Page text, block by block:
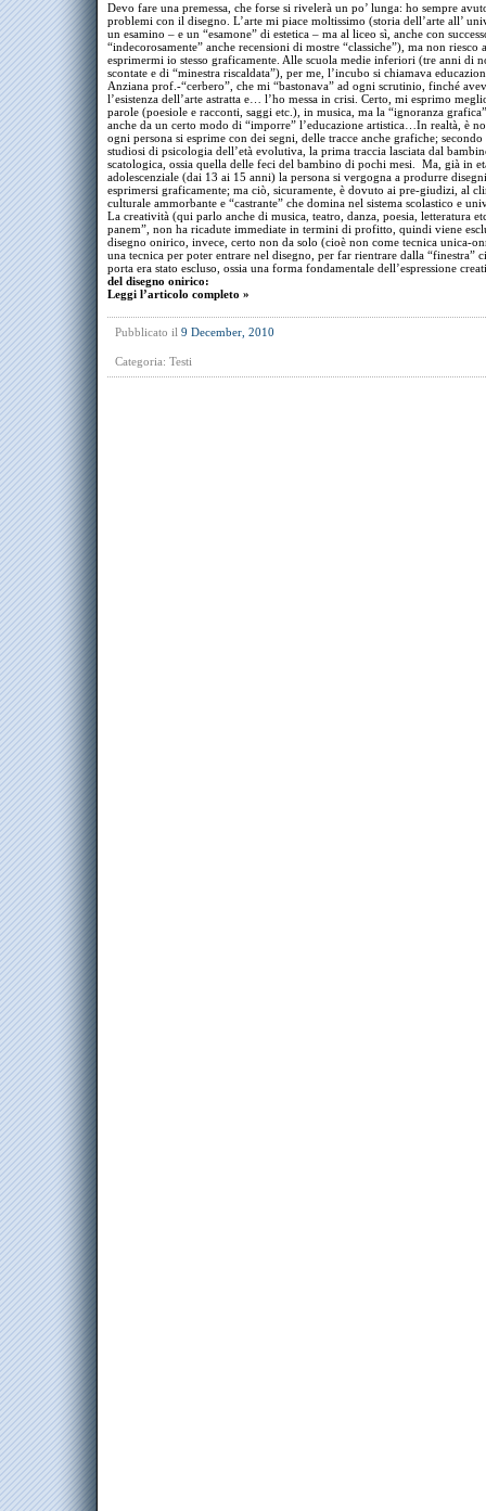
Devo fare una premessa, che forse si rivelerà un po’ lunga: ho sempre
problemi con il disegno. L’arte mi piace moltissimo (storia dell’arte all’
un esamino – e un “esamone” di estetica – ma al liceo sì, anche con
“indecorosamente” anche recensioni di mostre “classiche”), ma non riesco
esprimermi io stesso graficamente. Alle scuola medie inferiori (tre anni di
scontate e di “minestra riscaldata”), per me, l’incubo si chiamava
Anziana prof.-“cerbero”, che mi “bastonava” ad ogni scrutinio, finché
l’esistenza dell’arte astratta e… l’ho messa in crisi. Certo, mi esprimo
parole (poesiole e racconti, saggi etc.), in musica, ma la “ignoranza
anche da un certo modo di “imporre” l’educazione artistica…In realtà, è
ogni persona si esprime con dei segni, delle tracce anche grafiche; secondo
studiosi di psicologia dell’età evolutiva, la prima traccia lasciata dal
scatologica, ossia quella delle feci del bambino di pochi mesi. Ma, già in
adolescenziale (dai 13 ai 15 anni) la persona si vergogna a produrre
esprimersi graficamente; ma ciò, sicuramente, è dovuto ai pre-giudizi, al
culturale ammorbante e “castrante” che domina nel sistema scolastico e
La creatività (qui parlo anche di musica, teatro, danza, poesia, letteratura
panem”, non ha ricadute immediate in termini di profitto, quindi viene
disegno onirico, invece, certo non da solo (cioè non come tecnica unica-
una tecnica per poter entrare nel disegno, per far rientrare dalla “finestra”
porta era stato escluso, ossia una forma fondamentale dell’espressione
del disegno onirico:
Leggi l’articolo completo »
Pubblicato il 9 December, 2010
Categoria: Testi